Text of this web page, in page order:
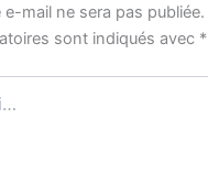
mail ne sera pas publiée.
sont indiqués avec *